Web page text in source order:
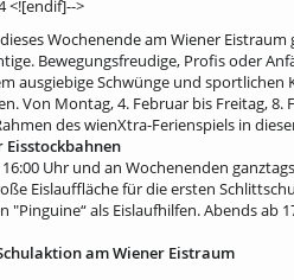
<![endif]-->
Wochenende am Wiener
Bewegungsfreudige, Profis oder
ausgiebige Schwünge und
Von Montag, 4. Februar bis Freitag,
des wienXtra-Ferienspiels in
Eisstockbahnen
Uhr und an Wochenenden
Eislauffläche für die ersten
"Pinguine“ als Eislaufhilfen. Abends ab
am Wiener Eistraum